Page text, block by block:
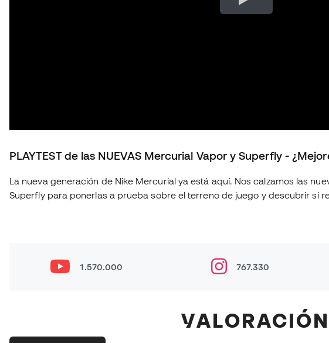
PLAYTEST de las NUEVAS Mercurial Vapor y Superfly -
La nueva generación de Nike Mercurial ya está aquí. Nos calzamos las nuevas Mercurial Vapor y Mercurial
Superfly para ponerlas a prueba sobre el terreno de juego y descubrir si
futbol/nike/linea-mercurial-velocidad Síguenos para no perderte más playtests, comparativas y reviews de las
#MercurialVapor #MercurialSuperfly #BotasDeFútbol #Playtest #Review
#futbol #nikemercurial soloporteros_portada_es _es
1.570.000 767.330